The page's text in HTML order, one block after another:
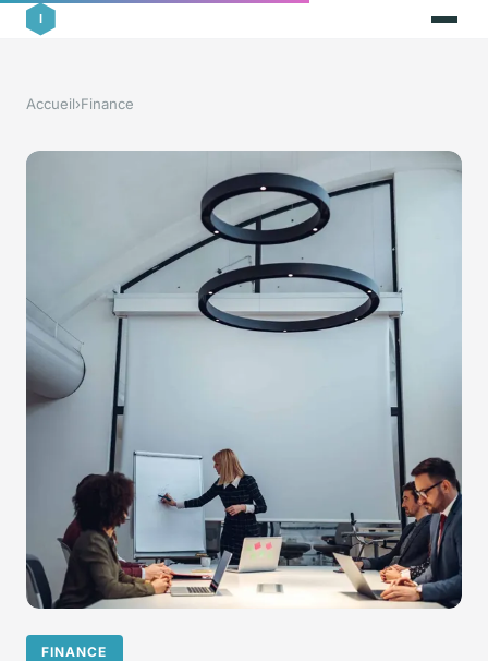
Accueil›Finance
FINANCE